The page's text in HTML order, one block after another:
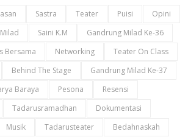
Sastra Teater Puisi
Opini
Milad Saini K.m
Gandrung Milad Ke-36
Bersama Networking
Teater On Class
Behind The Stage
Gandrung Milad Ke-37
Baraya Pesona
Resensi
Tadarusramadhan
Dokumentasi
Musik Tadarusteater
Bedahnaskah